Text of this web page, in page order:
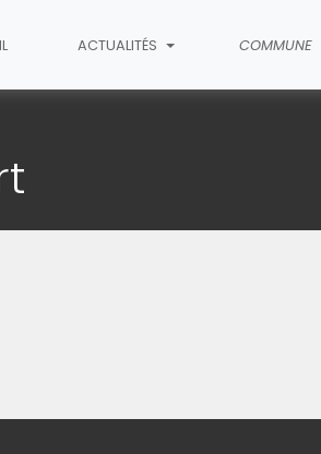
ACTUALITÉS COMMUNE